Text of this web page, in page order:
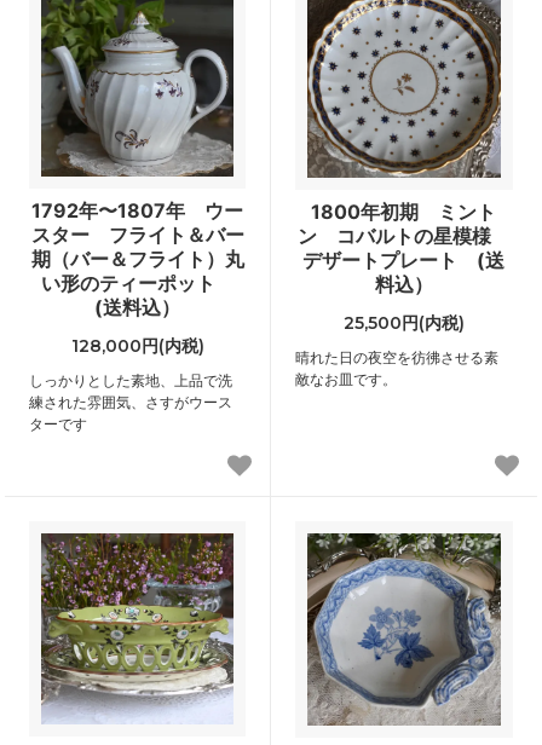
1792年〜1807年 ウー
スター フライト＆バー
期（バー＆フライト）丸
い形のティーポット
(送料込）
128,000円(内税)
しっかりとした素地、上品で洗
練された雰囲気、さすがウース
ターです
1800年初期 ミント
ン コバルトの星模様
デザートプレート (送
料込）
25,500円(内税)
晴れた日の夜空を彷彿させる素
敵なお皿です。